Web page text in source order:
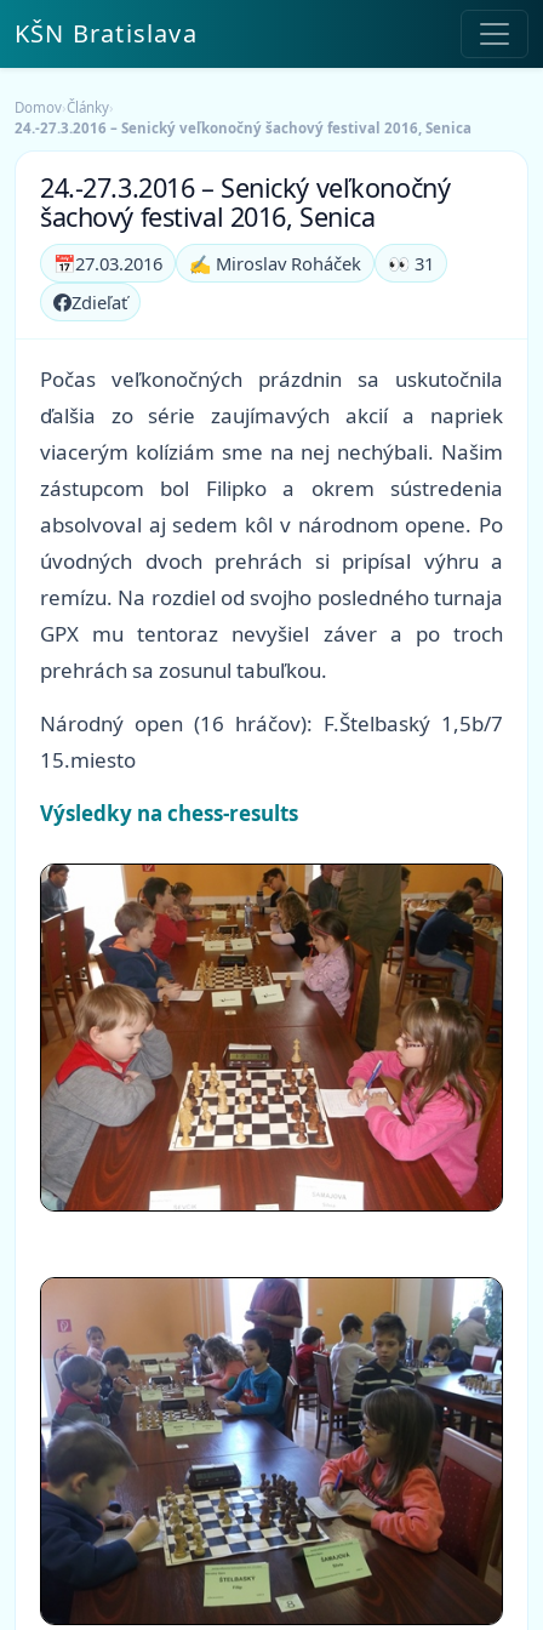
KŠN Bratislava
Domov›Články›
24.-27.3.2016 – Senický veľkonočný šachový festival 2016, Senica
24.-27.3.2016 – Senický veľkonočný
šachový festival 2016, Senica
📅27.03.2016 ✍️ Miroslav Roháček
👀 31
Zdieľať
Počas veľkonočných prázdnin sa uskutočnila
ďalšia zo série zaujímavých akcií a napriek
viacerým kolíziám sme na nej nechýbali. Našim
zástupcom bol Filipko a okrem sústredenia
absolvoval aj sedem kôl v národnom opene. Po
úvodných dvoch prehrách si pripísal výhru a
remízu. Na rozdiel od svojho posledného turnaja
GPX mu tentoraz nevyšiel záver a po troch
prehrách sa zosunul tabuľkou.
Národný open (16 hráčov): F.Štelbaský 1,5b/7
15.miesto
Výsledky na chess-results